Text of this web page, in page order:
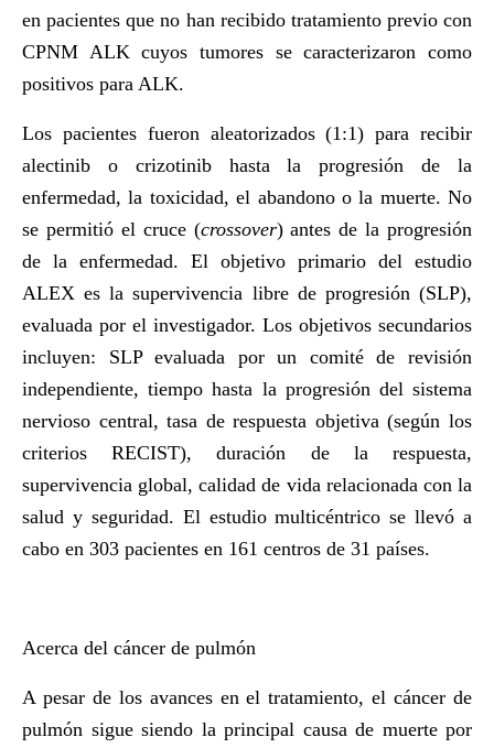
en pacientes que no han recibido tratamiento previo con
CPNM ALK cuyos tumores se caracterizaron como
positivos para ALK.
Los pacientes fueron aleatorizados (1:1) para recibir
alectinib o crizotinib hasta la progresión de la
enfermedad, la toxicidad, el abandono o la muerte. No
se permitió el cruce (crossover) antes de la progresión
de la enfermedad. El objetivo primario del estudio
ALEX es la supervivencia libre de progresión (SLP),
evaluada por el investigador. Los objetivos secundarios
incluyen: SLP evaluada por un comité de revisión
independiente, tiempo hasta la progresión del sistema
nervioso central, tasa de respuesta objetiva (según los
criterios RECIST), duración de la respuesta,
supervivencia global, calidad de vida relacionada con la
salud y seguridad. El estudio multicéntrico se llevó a
cabo en 303 pacientes en 161 centros de 31 países.
Acerca del cáncer de pulmón
A pesar de los avances en el tratamiento, el cáncer de
pulmón sigue siendo la principal causa de muerte por